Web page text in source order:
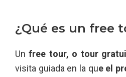
¿Qué es un free
Un free tour, o tour
visita guiada en la que el